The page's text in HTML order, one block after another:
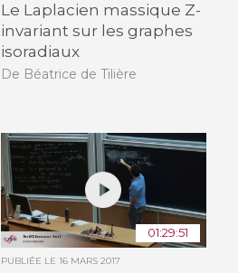
Le Laplacien massique Z-
invariant sur les graphes
isoradiaux
De Béatrice de Tilière
01:29:51
PUBLIÉE LE16 MARS 2017